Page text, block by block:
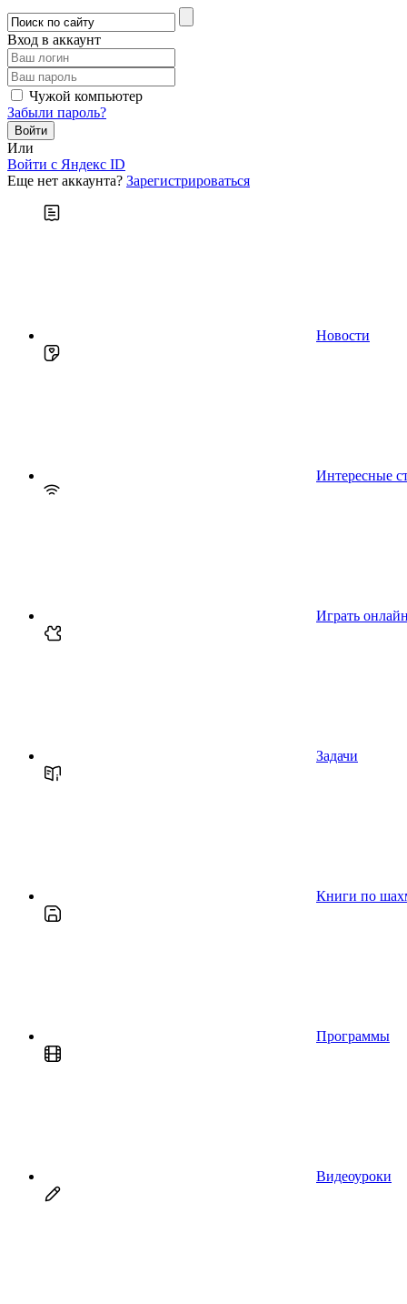
Вход в аккаунт
Чужой компьютер
Забыли пароль?
Или
Войти c Яндекс ID
Еще нет аккаунта? Зарегистрироваться
Новости
Интересные
Играть онлайн
Задачи
Книги по
Программы
Видеоуроки